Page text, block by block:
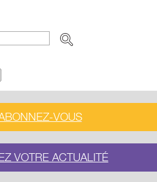
VOUS
VOTRE ACTUALITÉ